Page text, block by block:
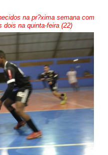
na pr?xima semana com
dois na quinta-feira (22)